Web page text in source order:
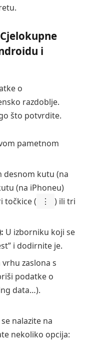
i
o
razdoblje.
što potvrdite.
pametnom
desnom kutu (na
(na iPhoneu)
točkice (
⋮
) ili tri
U izborniku koji se
i dodirnite je.
vrhu zaslona s
podatke o
data…).
nalazite na
nekoliko opcija: